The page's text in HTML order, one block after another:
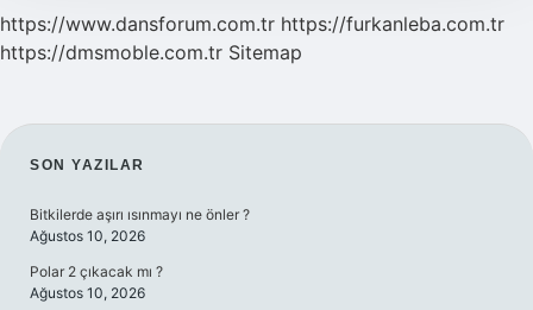
https://www.dansforum.com.tr https://furkanleba.com.tr
https://dmsmoble.com.tr Sitemap
SIDEBAR
SON YAZILAR
Bitkilerde aşırı ısınmayı ne önler ?
Ağustos 10, 2026
Polar 2 çıkacak mı ?
Ağustos 10, 2026